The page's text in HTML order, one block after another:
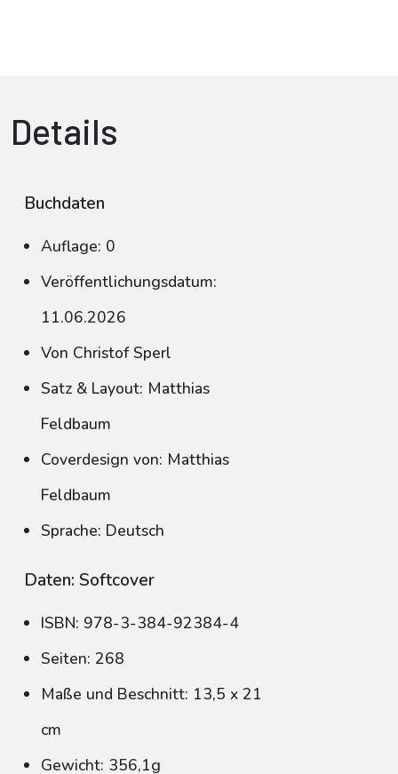
Details
Buchdaten
Auflage: 0
Veröffentlichungsdatum:
11.06.2026
Von Christof Sperl
Satz & Layout: Matthias
Feldbaum
Coverdesign von: Matthias
Feldbaum
Sprache: Deutsch
Daten: Softcover
ISBN: 978-3-384-92384-4
Seiten: 268
Maße und Beschnitt: 13,5 x 21
cm
Gewicht: 356,1g